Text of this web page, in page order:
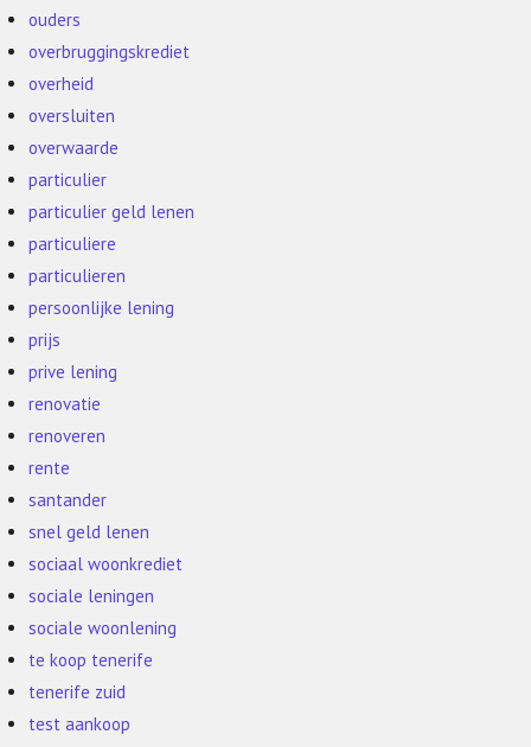
ouders
overbruggingskrediet
overheid
oversluiten
overwaarde
particulier
particulier geld lenen
particuliere
particulieren
persoonlijke lening
prijs
prive lening
renovatie
renoveren
rente
santander
snel geld lenen
sociaal woonkrediet
sociale leningen
sociale woonlening
te koop tenerife
tenerife zuid
test aankoop